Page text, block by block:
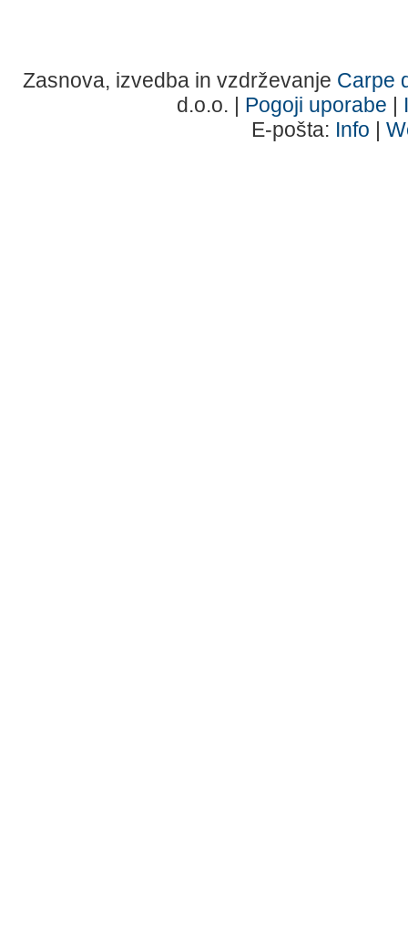
Zasnova, izvedba in vzdrževanje Carpe
d.o.o. | Pogoji uporabe |
E-pošta: Info |